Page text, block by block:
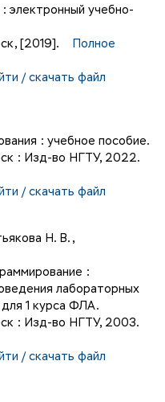
электронный учебно-
[2019].
Полное
/ скачать файл
: учебное пособие.
: Изд-во НГТУ, 2022.
/ скачать файл
Н. В. ,
:
лабораторных
1 курса ФЛА.
: Изд-во НГТУ, 2003.
/ скачать файл